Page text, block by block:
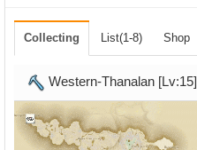
Collecting List(1-8) Shop
Western-Thanalan [Lv:15]